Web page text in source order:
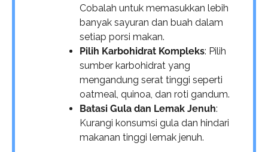
Cobalah untuk memasukkan lebih
banyak sayuran dan buah dalam
setiap porsi makan.
Pilih Karbohidrat Kompleks: Pilih
sumber karbohidrat yang
mengandung serat tinggi seperti
oatmeal, quinoa, dan roti gandum.
Batasi Gula dan Lemak Jenuh:
Kurangi konsumsi gula dan hindari
makanan tinggi lemak jenuh.